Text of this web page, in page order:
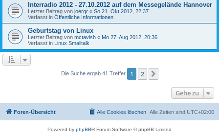
Interradio 2012 - 27.10.2012 auf dem Messegelände Hannover
Letzter Beitrag von joergr « So 21. Okt 2012, 22:37
Verfasst in Öffentliche Informationen
Geburtstag von Linux
Letzter Beitrag von mctavish « Mo 27. Aug 2012, 20:36
Verfasst in Linux Smalltalk
Die Suche ergab 41 Treffer 1 2
Gehe zu
Foren-Übersicht Alle Zeiten sind UTC+02:00
Alle Cookies löschen
Powered by phpBB® Forum Software © phpBB Limited